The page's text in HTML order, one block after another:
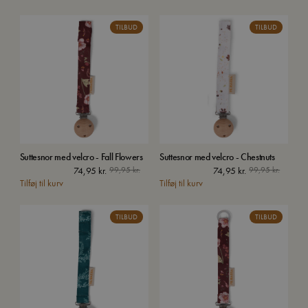
TILBUD
Suttesnor med velcro - Fall Flowers
99,95kr.
74,95 kr.
Tilføj til kurv
TILBUD
Suttesnor med velcro - Chestnuts
99,95kr.
74,95 kr.
Tilføj til kurv
TILBUD TILBUD